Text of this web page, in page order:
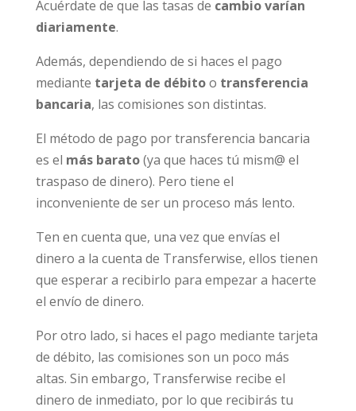
Acuérdate de que las tasas de cambio varían
diariamente.
Además, dependiendo de si haces el pago
mediante tarjeta de débitoo transferencia
bancaria, las comisiones son distintas.
El método de pago por transferencia bancaria
es el más barato(ya que haces tú mism@ el
traspaso de dinero). Pero tiene el
inconveniente de ser un proceso más lento.
Ten en cuenta que, una vez que envías el
dinero a la cuenta de Transferwise, ellos tienen
que esperar a recibirlo para empezar a hacerte
el envío de dinero.
Por otro lado, si haces el pago mediante tarjeta
de débito, las comisiones son un poco más
altas. Sin embargo, Transferwise recibe el
dinero de inmediato, por lo que recibirás tu